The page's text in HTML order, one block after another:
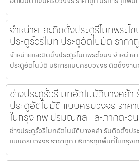
จำหน่ายและติดตั้งประตูรีโมทพระ
ประตูรั้วรีโมท ประตูอัตโนมัติ ราคา
จำหน่ายและติดตั้งประตูรีโมทพระโขนง จำหน่าย
ประตูอัตโนมัติ บริการแบบครบวงจร ติดตั้งงา
ช่างประตูรั้วรีโมทอัตโนมัติบางคล้
ประตูอัตโนมัติ แบบครบวงจร รา
ในกรุงเทพ ปริมณฑล และภาคตะวั
ช่างประตูรั้วรีโมทอัตโนมัติบางคล้า รับติดตั้งปร
แบบครบวงจร ราคาถูก บริการทุกพื้นที่ในกรุงเ